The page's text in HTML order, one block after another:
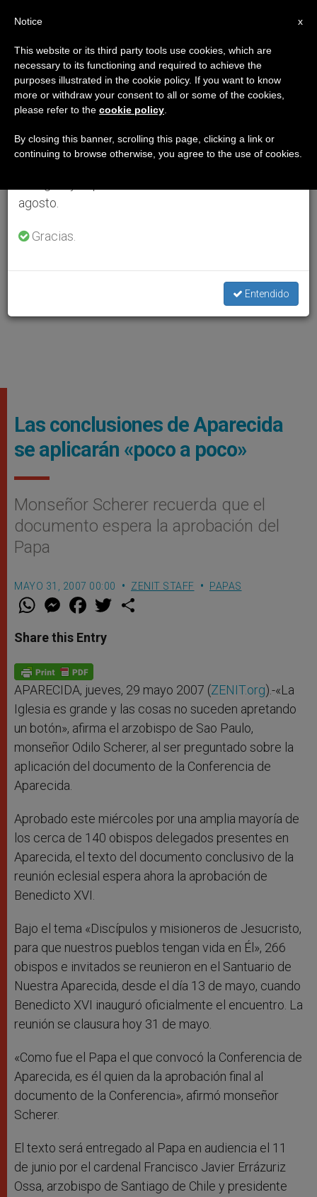
Las conclusiones de Aparecida
se aplicarán «poco a poco»
Monseñor Scherer recuerda que el
documento espera la aprobación del
Papa
MAYO 31, 2007 00:00 ZENIT STAFF PAPAS
W
t
s
p
p
M
e
s
e
g
e
r
F
a
e
b
o
k
w
Share this Entry
APARECIDA, jueves, 29 mayo 2007 (ZENIT.org).-«La
Iglesia es grande y las cosas no suceden apretando
un botón», afirma el arzobispo de Sao Paulo,
monseñor Odilo Scherer, al ser preguntado sobre la
aplicación del documento de la Conferencia de
Aparecida.
Aprobado este miércoles por una amplia mayoría de
los cerca de 140 obispos delegados presentes en
Aparecida, el texto del documento conclusivo de la
reunión eclesial espera ahora la aprobación de
Benedicto XVI.
Bajo el tema «Discípulos y misioneros de Jesucristo,
para que nuestros pueblos tengan vida en Él», 266
obispos e invitados se reunieron en el Santuario de
Nuestra Aparecida, desde el día 13 de mayo, cuando
Benedicto XVI inauguró oficialmente el encuentro. La
reunión se clausura hoy 31 de mayo.
«Como fue el Papa el que convocó la Conferencia de
Aparecida, es él quien da la aprobación final al
documento de la Conferencia», afirmó monseñor
Scherer.
El texto será entregado al Papa en audiencia el 11
de junio por el cardenal Francisco Javier Errázuriz
Ossa, arzobispo de Santiago de Chile y presidente
×
Aviso importante
Del 27 de julio al 7 de agosto haremos la pausa
anual, aprovechando que en el periodo de verano
se generan menos informaciones y también el
agosto.
Gracias.
Entendido
x
Notice
This website or its third party tools use cookies, which are
necessary to its functioning and required to achieve the
purposes illustrated in the cookie policy. If you want to know
more or withdraw your consent to all or some of the cookies,
please refer to the cookie policy
By closing this banner, scrolling this page, clicking a link or
continuing to browse otherwise, you agree to the use of cookies.